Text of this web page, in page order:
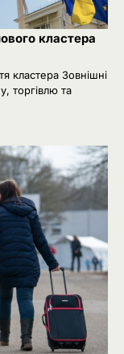
кластера
кластера Зовнішні
торгівлю та